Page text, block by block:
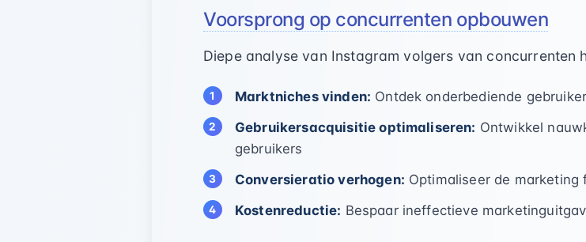
Voorsprong op concurrenten opbouwen
Diepe analyse van Instagram volgers van concurrenten
Marktniches vinden: Ontdek onderbediende
Gebruikersacquisitie optimaliseren: Ontwikkel
gebruikers
Conversieratio verhogen: Optimaliseer de marketing
Kostenreductie: Bespaar ineffectieve